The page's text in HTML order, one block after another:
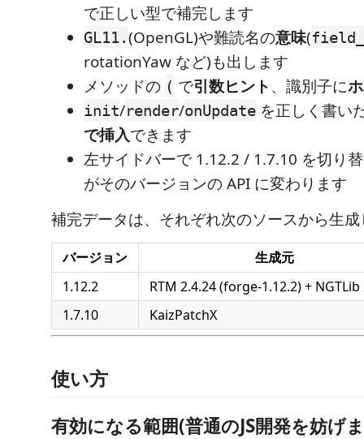
で正しい型で補完します
GL11.(OpenGL)や難読名の意味(
rotationYaw など)も出します
メソッドの ( で引数ヒント、識別子に
init/render/onUpdate を正しく書い
で挿入できます
左サイドバーで 1.12.2 / 1.7.10 を切り
がそのバージョンの API に変わります
補完データは、それぞれ次のソースから生
バージョン
生成元
1.12.2
RTM 2.4.24 (forge-1.12.2) + NGTLib
1.7.10
KaizPatchX
使い方
有効になる範囲(普通のJS開発を妨げ